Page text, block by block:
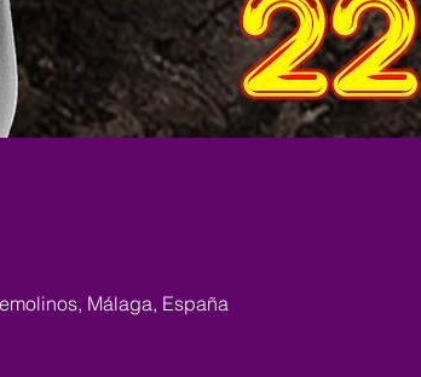
Málaga, España